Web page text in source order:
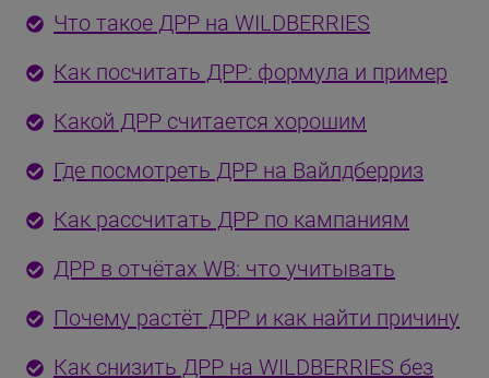
Что такое ДРР на WILDBERRIES
Как посчитать ДРР: формула и пример
Какой ДРР считается хорошим
Где посмотреть ДРР на Вайлдберриз
Как рассчитать ДРР по кампаниям
ДРР в отчётах WB: что учитывать
Почему растёт ДРР и как найти причину
Как снизить ДРР на WILDBERRIES без